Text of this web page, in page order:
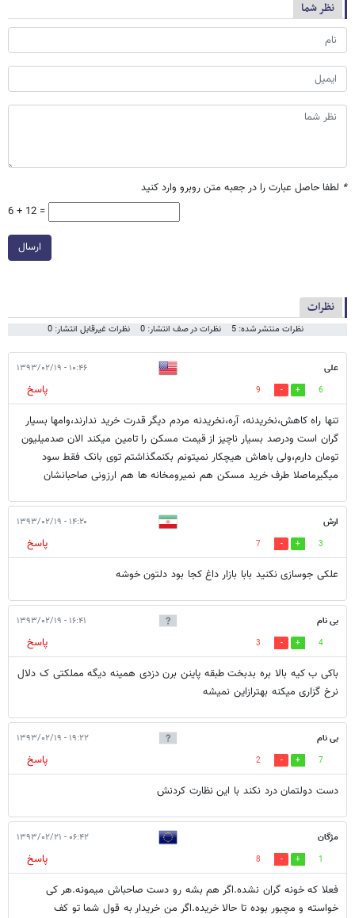
نظر شما
* لطفا حاصل عبارت را در جعبه متن روبرو وارد کنید
6 + 12 =
ارسال
نظرات
نظرات منتشر شده: 5 نظرات در صف انتشار: 0 نظرات غیرقابل انتشار: 0
علی ۱۰:۴۶ - ۱۳۹۳/۰۲/۱۹
6
9
پاسخ
تنها راه کاهش،نخریدنه، آره،نخریدنه مردم دیگر قدرت خرید ندارند،وامها بسیار
گران است ودرصد بسیار ناچیز از قیمت مسکن را تامین میکند الان صدمیلیون
تومان دارم،ولی باهاش هیچکار نمیتونم بکنمگذاشتم توی بانک فقط سود
میگیرماصلا طرف خرید مسکن هم نميرومخانه ها هم ارزونی صاحبانشان
ارش ۱۴:۲۰ - ۱۳۹۳/۰۲/۱۹
3
7
پاسخ
علکی جوسازی نکنید بابا بازار داغ کجا بود دلتون خوشه
بی نام ۱۶:۴۱ - ۱۳۹۳/۰۲/۱۹
4
3
پاسخ
باکی ب کیه بالا بره بدبخت طبقه پاینن برن دزدی همینه دیگه مملکتی ک دلال
نرخ گزاری میکنه بهترازاین نمیشه
بی نام ۱۹:۲۲ - ۱۳۹۳/۰۲/۱۹
7
2
پاسخ
دست دولتمان درد نکند با این نظارت کردنش
مژگان ۰۶:۴۲ - ۱۳۹۳/۰۲/۲۱
1
8
پاسخ
فعلا که خونه گران نشده.اگر هم بشه رو دست صاحباش میمونه.هر کی
خواسته و مچبور بوده تا حالا خریده.اگر من خریدار به قول شما تو کف